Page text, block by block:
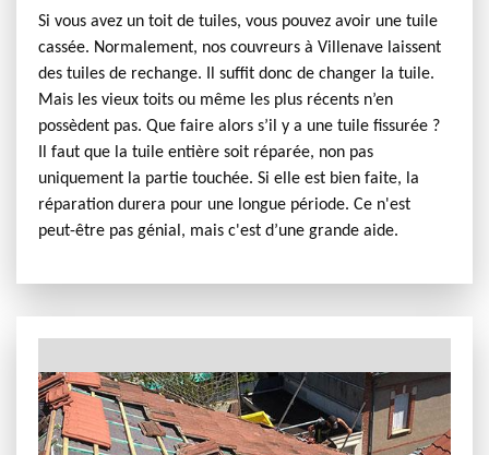
Si vous avez un toit de tuiles, vous pouvez avoir une tuile
cassée. Normalement, nos couvreurs à Villenave laissent
des tuiles de rechange. Il suffit donc de changer la tuile.
Mais les vieux toits ou même les plus récents n’en
possèdent pas. Que faire alors s’il y a une tuile fissurée ?
Il faut que la tuile entière soit réparée, non pas
uniquement la partie touchée. Si elle est bien faite, la
réparation durera pour une longue période. Ce n'est
peut-être pas génial, mais c'est d’une grande aide.